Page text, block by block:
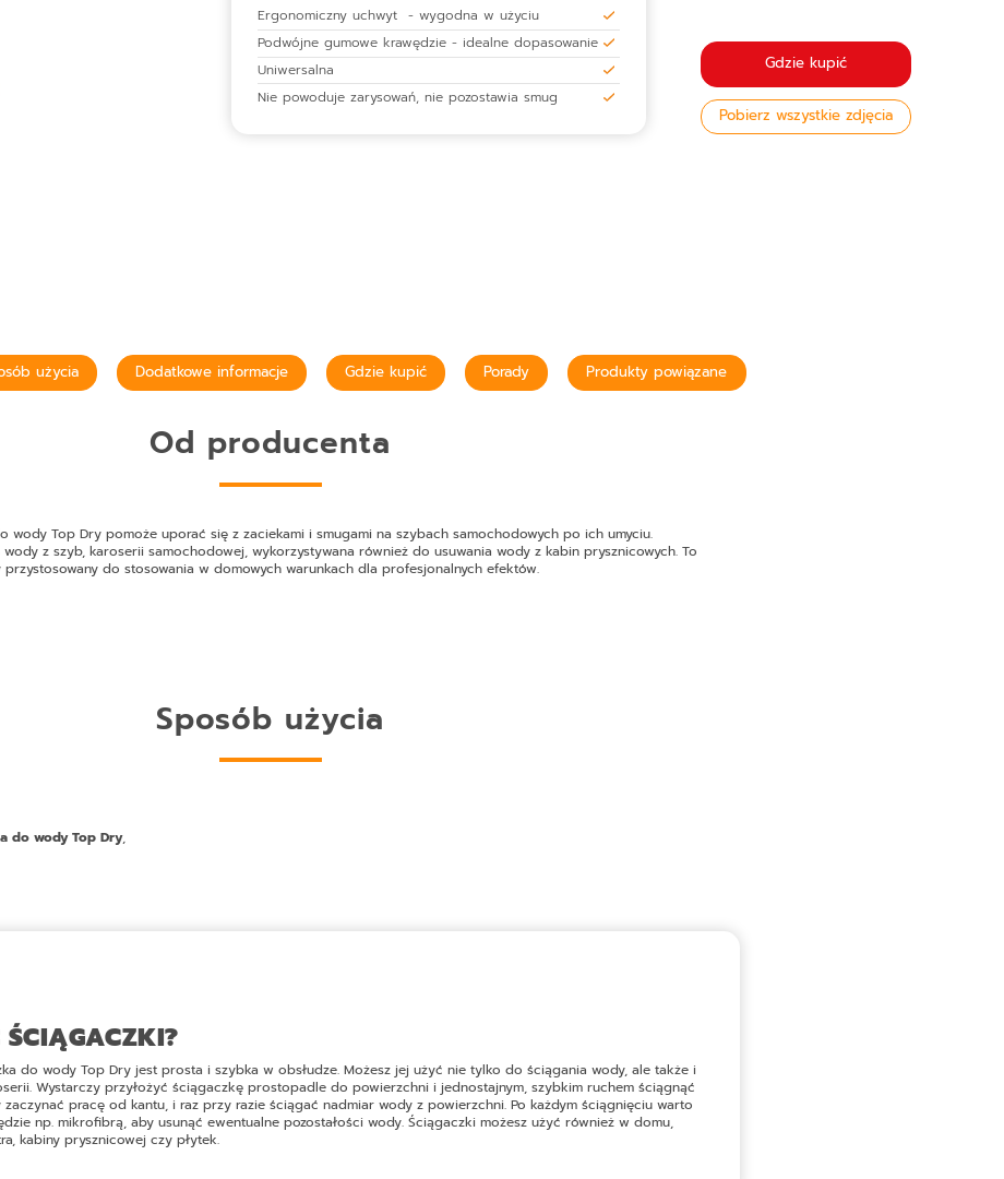
Ergonomiczny uchwyt - wygodna w użyciu
Podwójne gumowe krawędzie - idealne dopasowanie
Uniwersalna
Nie powoduje zarysowań, nie pozostawia smug
Gdzie kupić
Pobierz wszystkie zdjęcia
użycia Dodatkowe informacje Gdzie kupić Porady Produkty powiązane
Od producenta
wody Top Drypomoże uporać się z zaciekami i smugami na szybach samochodowych po ich umyciu.
z szyb, karoserii samochodowej, wykorzystywana również do usuwania wody z kabin prysznicowych. To
do stosowania w domowych warunkach dla profesjonalnych efektów.
Sposób użycia
do wody Top Dry,
do wody Top Dryjest prosta i szybka w obsłudze. Możesz jej użyć nie tylko do ściągania wody, ale także i
Wystarczy przyłożyć ściągaczkę prostopadle do powierzchni i jednostajnym, szybkim ruchem ściągnąć
zaczynać pracę od kantu, i raz przy razie ściągać nadmiar wody z powierzchni. Po każdym ściągnięciu warto
np. mikrofibrą, aby usunąć ewentualne pozostałości wody. Ściągaczki możesz użyć również w domu,
kabiny prysznicowej czy płytek.